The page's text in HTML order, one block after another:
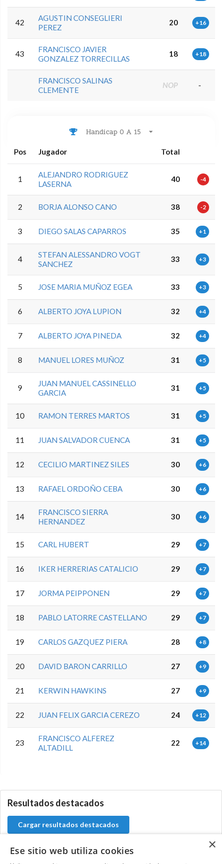
42
AGUSTIN CONSEGLIERI
PEREZ
20 +16
43
FRANCISCO JAVIER
GONZALEZ TORRECILLAS
18 +18
FRANCISCO SALINAS
CLEMENTE
NOP -
Handicap 0 A 15
Pos Jugador Total
1
ALEJANDRO RODRIGUEZ
LASERNA
40 -4
2 BORJA ALONSO CANO 38 -2
3 DIEGO SALAS CAPARROS 35 +1
4
STEFAN ALESSANDRO VOGT
SANCHEZ
33 +3
5 JOSE MARIA MUÑOZ EGEA 33 +3
6 ALBERTO JOYA LUPION 32 +4
7 ALBERTO JOYA PINEDA 32 +4
8 MANUEL LORES MUÑOZ 31 +5
9
JUAN MANUEL CASSINELLO
GARCIA
31 +5
10 RAMON TERRES MARTOS 31 +5
11 JUAN SALVADOR CUENCA 31 +5
12 CECILIO MARTINEZ SILES 30 +6
13 RAFAEL ORDOÑO CEBA 30 +6
14
FRANCISCO SIERRA
HERNANDEZ
30 +6
15 CARL HUBERT 29 +7
16 IKER HERRERIAS CATALICIO 29 +7
17 JORMA PEIPPONEN 29 +7
18 PABLO LATORRE CASTELLANO 29 +7
19 CARLOS GAZQUEZ PIERA 28 +8
20 DAVID BARON CARRILLO 27 +9
21 KERWIN HAWKINS 27 +9
22 JUAN FELIX GARCIA CEREZO 24 +12
23
FRANCISCO ALFEREZ
ALTADILL
22 +14
Resultados destacados
Cargar resultados destacados
×
Ese sitio web utiliza cookies